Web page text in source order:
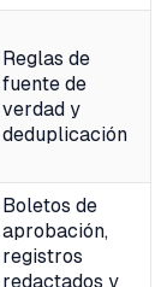
Reglas de
fuente de
verdad y
deduplicación
Boletos de
aprobación,
registros
redactados y